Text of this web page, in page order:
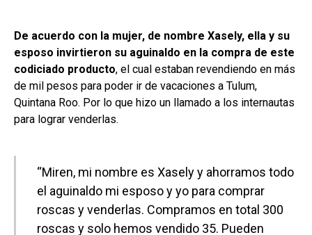
De acuerdo con la mujer, de nombre Xasely, ella y su
esposo invirtieron su aguinaldo en la compra de este
codiciado producto, el cual estaban revendiendo en más
de mil pesos para poder ir de vacaciones a Tulum,
Quintana Roo. Por lo que hizo un llamado a los internautas
para lograr venderlas.
“Miren, mi nombre es Xasely y ahorramos todo
el aguinaldo mi esposo y yo para comprar
roscas y venderlas. Compramos en total 300
roscas y solo hemos vendido 35. Pueden